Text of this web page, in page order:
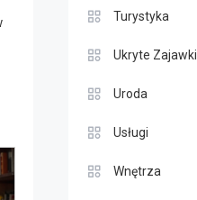
Turystyka
Ukryte Zajawki
Uroda
Usługi
Wnętrza